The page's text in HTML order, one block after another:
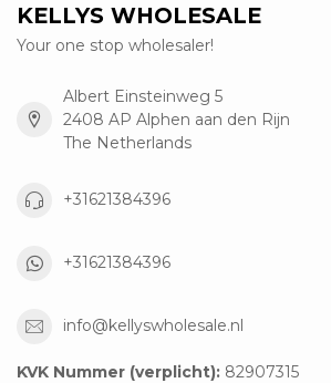
KELLYS WHOLESALE
Your one stop wholesaler!
Albert Einsteinweg 5
2408 AP Alphen aan den Rijn
The Netherlands
+31621384396
+31621384396
info@kellyswholesale.nl
KVK Nummer (verplicht): 82907315